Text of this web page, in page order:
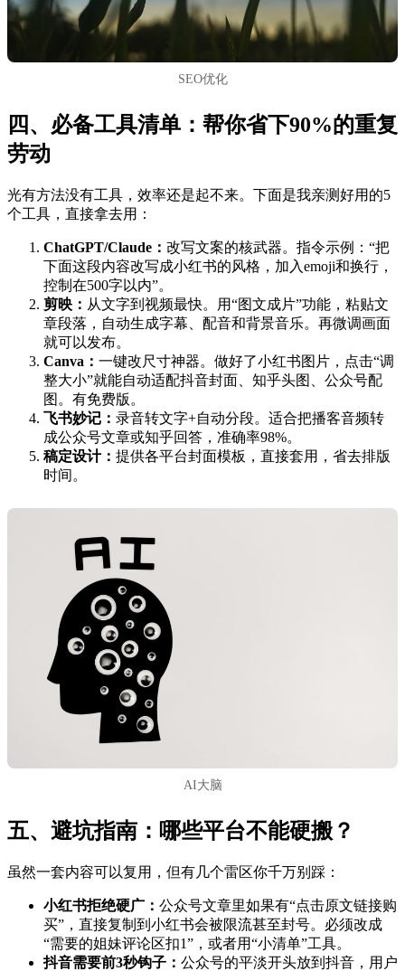
SEO优化
四、必备工具清单：帮你省下90%的重复
劳动
光有方法没有工具，效率还是起不来。下面是我亲测好用的5
个工具，直接拿去用：
ChatGPT/Claude： 改写文案的核武器。指令示例：“把
下面这段内容改写成小红书的风格，加入emoji和换行，
控制在500字以内”。
剪映： 从文字到视频最快。用“图文成片”功能，粘贴文
章段落，自动生成字幕、配音和背景音乐。再微调画面
就可以发布。
Canva： 一键改尺寸神器。做好了小红书图片，点击“调
整大小”就能自动适配抖音封面、知乎头图、公众号配
图。有免费版。
飞书妙记： 录音转文字+自动分段。适合把播客音频转
成公众号文章或知乎回答，准确率98%。
稿定设计： 提供各平台封面模板，直接套用，省去排版
时间。
AI大脑
五、避坑指南：哪些平台不能硬搬？
虽然一套内容可以复用，但有几个雷区你千万别踩：
小红书拒绝硬广： 公众号文章里如果有“点击原文链接购
买”，直接复制到小红书会被限流甚至封号。必须改成
“需要的姐妹评论区扣1”，或者用“小清单”工具。
抖音需要前3秒钩子： 公众号的平淡开头放到抖音，用户